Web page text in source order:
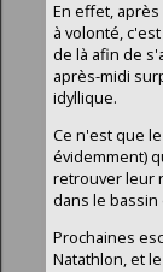
En effet,
à volonté,
de là afin de
après-midi
idyllique.
Ce n'est que
évidemment)
retrouver leur
dans le bassin
Prochaines
Natathlon, et